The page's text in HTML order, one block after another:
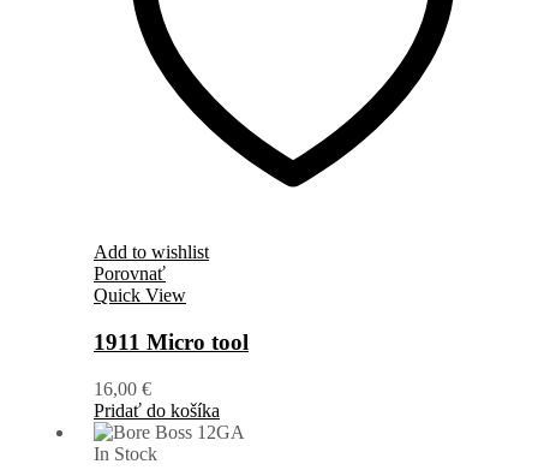
Add to wishlist
Porovnať
Quick View
1911 Micro tool
16,00 €
Pridať do košíka
In Stock